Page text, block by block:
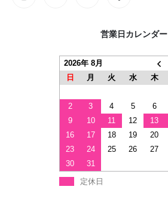
営業日カレンダー
2026年 8月
日
月 火 水 木
2
3 4 5 6
9
10 11 12 13
16
17 18 19 20
23
24 25 26 27
30
31
定休日